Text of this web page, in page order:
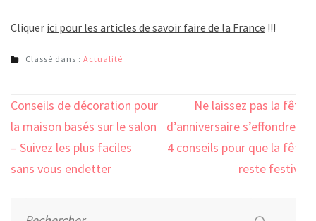
Cliquer ici pour les articles de savoir faire de la France !!!
Classé dans : Actualité
Navigation
de
l’article
Conseils de décoration pour
la maison basés sur le salon
– Suivez les plus faciles
sans vous endetter
Ne laissez pas la fête
d’anniversaire s’effondrer :
4 conseils pour que la fête
reste festive